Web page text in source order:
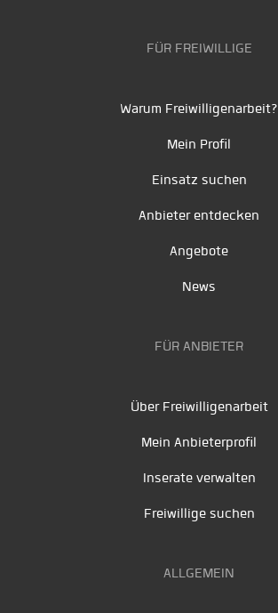
FÜR FREIWILLIGE
Warum Freiwilligenarbeit?
Mein Profil
Einsatz suchen
Anbieter entdecken
Angebote
News
FÜR ANBIETER
Über Freiwilligenarbeit
Mein Anbieterprofil
Inserate verwalten
Freiwillige suchen
ALLGEMEIN